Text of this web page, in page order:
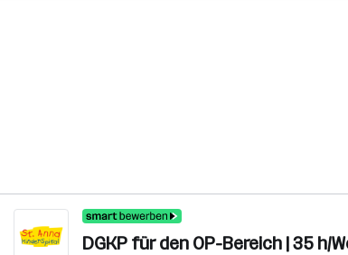
DGKP für den OP-Bereich | 35 h/